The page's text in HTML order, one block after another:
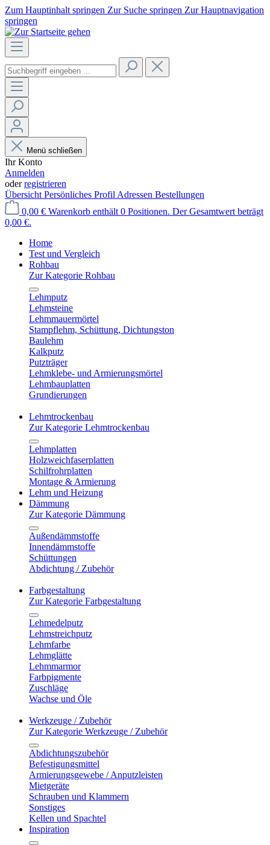
Zum Hauptinhalt springen Zur Suche springen Zur Hauptnavigation
springen
Menü schließen
Ihr Konto
Anmelden
oderregistrieren
Übersicht Persönliches Profil Adressen Bestellungen
0,00 € Warenkorb enthält 0 Positionen. Der Gesamtwert beträgt
0,00 €.
Home
Test und Vergleich
Rohbau
Zur Kategorie Rohbau
Lehmputz
Lehmsteine
Lehmmauermörtel
Stampflehm, Schüttung, Dichtungston
Baulehm
Kalkputz
Putzträger
Lehmklebe- und Armierungsmörtel
Lehmbauplatten
Grundierungen
Lehmtrockenbau
Zur Kategorie Lehmtrockenbau
Lehmplatten
Holzweichfaserplatten
Schilfrohrplatten
Montage & Armierung
Lehm und Heizung
Dämmung
Zur Kategorie Dämmung
Außendämmstoffe
Innendämmstoffe
Schüttungen
Abdichtung / Zubehör
Farbgestaltung
Zur Kategorie Farbgestaltung
Lehmedelputz
Lehmstreichputz
Lehmfarbe
Lehmglätte
Lehmmarmor
Farbpigmente
Zuschläge
Wachse und Öle
Werkzeuge / Zubehör
Zur Kategorie Werkzeuge / Zubehör
Abdichtungszubehör
Befestigungsmittel
Armierungsgewebe / Anputzleisten
Mietgeräte
Schrauben und Klammern
Sonstiges
Kellen und Spachtel
Inspiration